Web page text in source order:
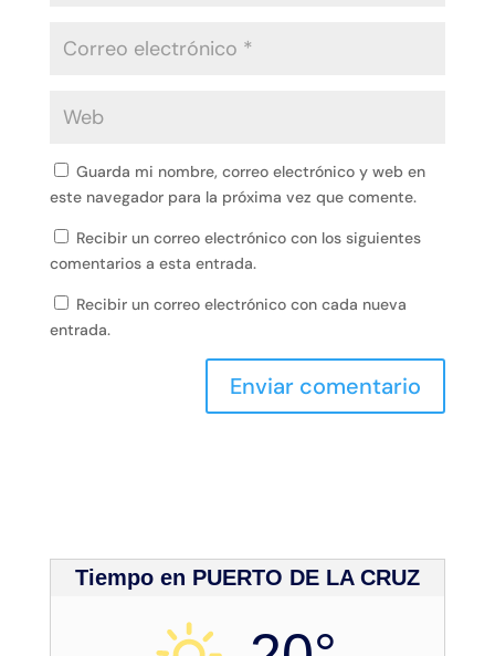
Guarda mi nombre, correo electrónico y web en
este navegador para la próxima vez que comente.
Recibir un correo electrónico con los siguientes
comentarios a esta entrada.
Recibir un correo electrónico con cada nueva
entrada.
Tiempo en PUERTO DE LA CRUZ